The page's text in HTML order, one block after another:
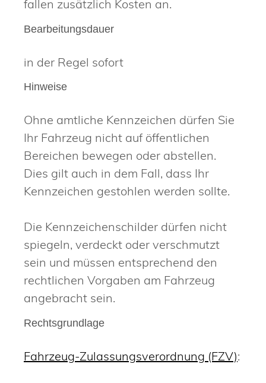
fallen zusätzlich Kosten an.
Bearbeitungsdauer
in der Regel sofort
Hinweise
Ohne amtliche Kennzeichen dürfen Sie
Ihr Fahrzeug nicht auf öffentlichen
Bereichen bewegen oder abstellen.
Dies gilt auch in dem Fall, dass Ihr
Kennzeichen gestohlen werden sollte.
Die Kennzeichenschilder dürfen nicht
spiegeln, verdeckt oder verschmutzt
sein und müssen entsprechend den
rechtlichen Vorgaben am Fahrzeug
angebracht sein.
Rechtsgrundlage
Fahrzeug-Zulassungsverordnung (FZV):